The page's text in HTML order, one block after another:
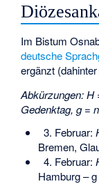
Im Bistum
deutsche
ergänzt
Abkürzungen: H
Gedenktag, g =
3. Februar:
Bremen,
4. Februar:
Hamburg – g